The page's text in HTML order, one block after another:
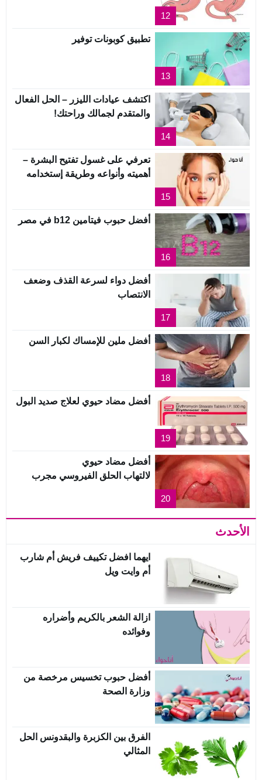
12
13
تطبيق كوبونات توفير
14
اكتشف عيادات الليزر – الحل الفعال
والمتقدم لجمالك وراحتك!
15
تعرفي على غسول تفتيح البشرة –
أهميته وأنواعه وطريقة إستخدامه
16
أفضل حبوب فيتامين b12 في مصر
17
أفضل دواء لسرعة القذف وضعف
الانتصاب
18
أفضل ملين للإمساك لكبار السن
19
أفضل مضاد حيوي لعلاج صديد البول
20
أفضل مضاد حيوي
لالتهاب الحلق الفيروسي مجرب
الأحدث
ايهما افضل تكييف فريش أم شارب
أم وايت ويل
ازالة الشعر بالكريم وأضراره
وفوائده
أفضل حبوب تخسيس مرخصة من
وزارة الصحة
الفرق بين الكزبرة والبقدونس الحل
المثالي